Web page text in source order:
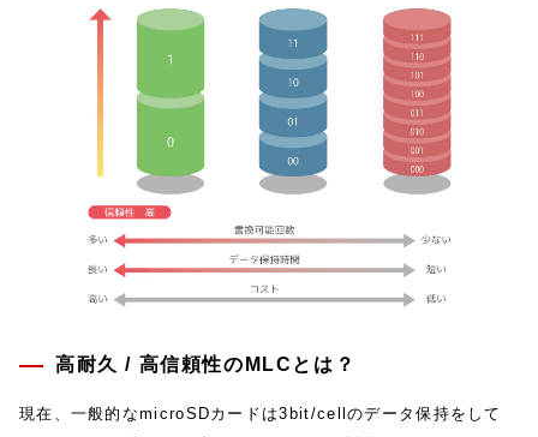
高耐久 / 高信頼性のMLCとは？
現在、一般的なmicroSDカードは3bit/cellのデータ保持をして